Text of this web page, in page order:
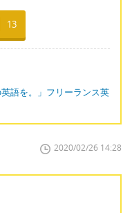
13
語を。」フリーランス英
2020/02/26 14:28